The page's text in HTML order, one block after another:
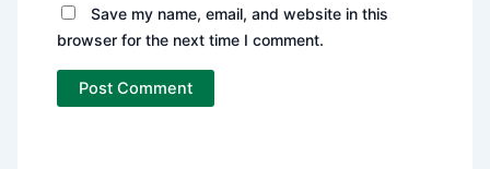
Save my name, email, and website in this
browser for the next time I comment.